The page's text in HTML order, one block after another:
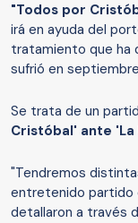
"Todos por
irá en ayuda del
tratamiento que ha
sufrió en
Se trata de un
Cristóbal' ante 'La
"Tendremos
entretenido partido
detallaron a través